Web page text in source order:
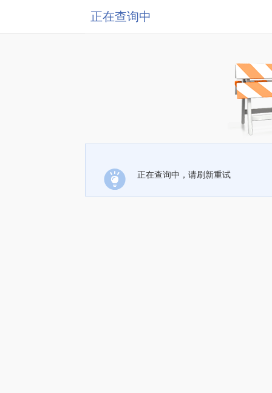
正在查询中
正在查询中，请刷新重试